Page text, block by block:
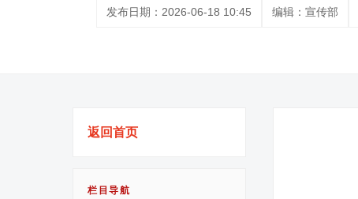
发布日期：2026-06-18 10:45 编辑：宣传部
返回首页
栏目导航